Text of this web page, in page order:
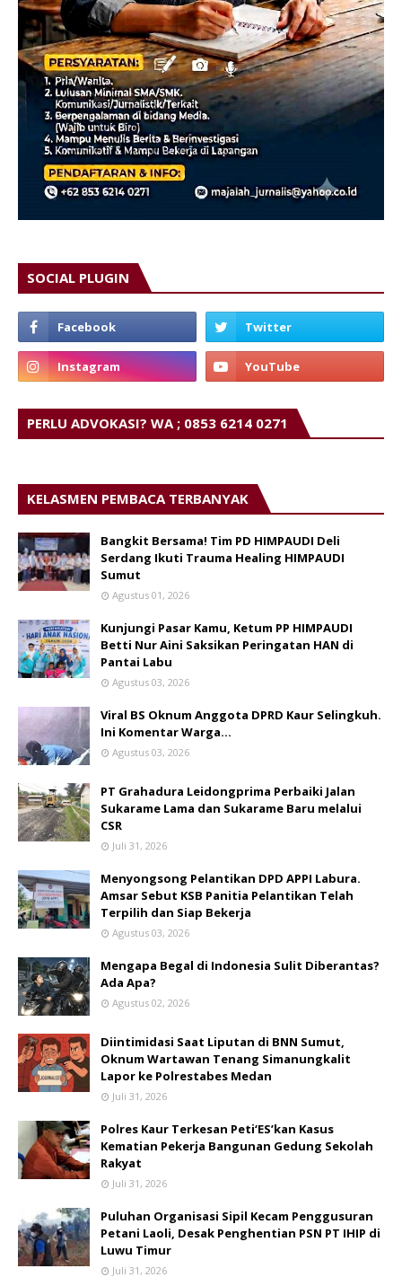
SOCIAL PLUGIN
PERLU ADVOKASI? WA ; 0853 6214 0271
KELASMEN PEMBACA TERBANYAK
Bangkit Bersama! Tim PD HIMPAUDI Deli
Serdang Ikuti Trauma Healing HIMPAUDI
Sumut
Agustus 01, 2026
Kunjungi Pasar Kamu, Ketum PP HIMPAUDI
Betti Nur Aini Saksikan Peringatan HAN di
Pantai Labu
Agustus 03, 2026
Viral BS Oknum Anggota DPRD Kaur Selingkuh.
Ini Komentar Warga…
Agustus 03, 2026
PT Grahadura Leidongprima Perbaiki Jalan
Sukarame Lama dan Sukarame Baru melalui
CSR
Juli 31, 2026
Menyongsong Pelantikan DPD APPI Labura.
Amsar Sebut KSB Panitia Pelantikan Telah
Terpilih dan Siap Bekerja
Agustus 03, 2026
Mengapa Begal di Indonesia Sulit Diberantas?
Ada Apa?
Agustus 02, 2026
Diintimidasi Saat Liputan di BNN Sumut,
Oknum Wartawan Tenang Simanungkalit
Lapor ke Polrestabes Medan
Juli 31, 2026
Polres Kaur Terkesan Peti‘ES’kan Kasus
Kematian Pekerja Bangunan Gedung Sekolah
Rakyat
Juli 31, 2026
Puluhan Organisasi Sipil Kecam Penggusuran
Petani Laoli, Desak Penghentian PSN PT IHIP di
Luwu Timur
Juli 31, 2026